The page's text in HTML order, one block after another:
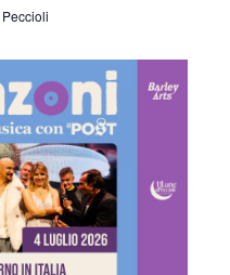
Peccioli